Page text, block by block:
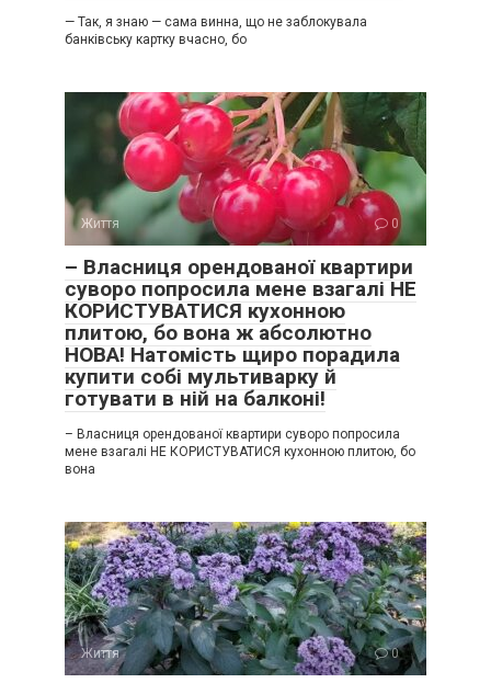
— Так, я знаю — сама винна, що не заблокувала
банківську картку вчасно, бо
Життя 0
– Власниця орендованої квартири
суворо попросила мене взагалі НЕ
КОРИСТУВАТИСЯ кухонною
плитою, бо вона ж абсолютно
НОВА! Натомість щиро порадила
купити собі мультиварку й
готувати в ній на балконі!
– Власниця орендованої квартири суворо попросила
мене взагалі НЕ КОРИСТУВАТИСЯ кухонною плитою, бо
вона
Життя 0